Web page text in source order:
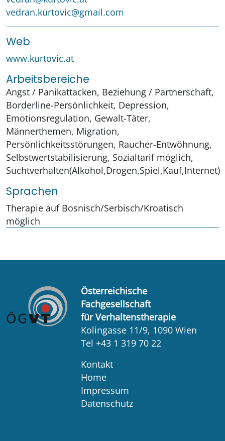
vedran.kurtovic@gmail.com
Web
www.kurtovic.at
Arbeitsbereiche
Angst / Panikattacken, Beziehung / Partnerschaft,
Borderline-Persönlichkeit, Depression,
Emotionsregulation, Gewalt-Täter,
Männerthemen, Migration,
Persönlichkeitsstörungen, Raucher-Entwöhnung,
Selbstwertstabilisierung, Sozialtarif möglich,
Suchtverhalten(Alkohol,Drogen,Spiel,Kauf,Internet)
Sprachen
Therapie auf Bosnisch/Serbisch/Kroatisch
möglich
Österreichische
Fachgesellschaft
für Verhaltenstherapie
Kolingasse 11/9, 1090 Wien
Tel +43 1 319 70 22
Kontakt
Home
Impressum
Datenschutz